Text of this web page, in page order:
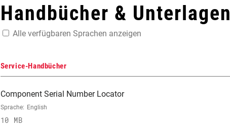
Handbücher & Unterlagen
Alle verfügbaren Sprachen anzeigen
Service-Handbücher
Component Serial Number Locator
Sprache: English
10 MB